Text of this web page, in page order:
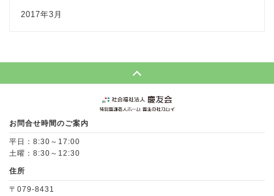
2017年3月
お問合せ時間のご案内
平日：8:30～17:00
土曜：8:30～12:30
住所
〒079-8431